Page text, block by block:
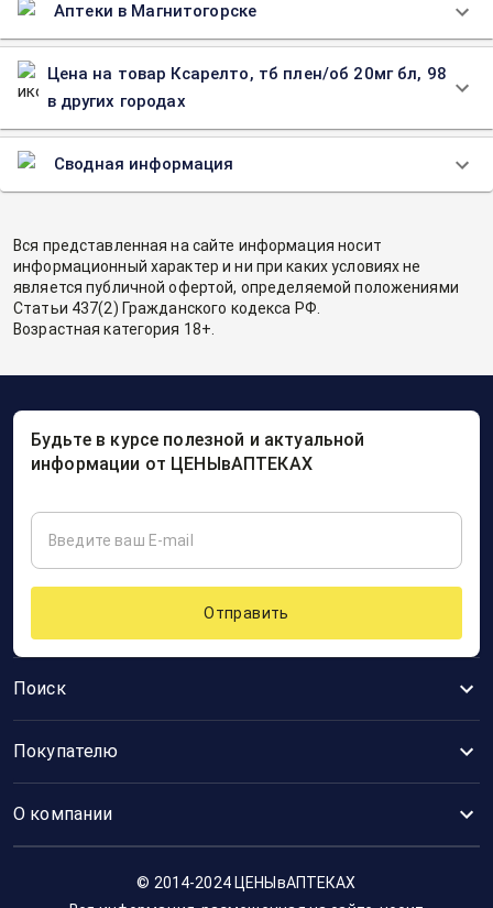
Аптеки в Магнитогорске
Цена на товар Ксарелто, тб плен/об 20мг бл, 98
в других городах
Сводная информация
Вся представленная на сайте информация носит
информационный характер и ни при каких условиях не
является публичной офертой, определяемой положениями
Статьи 437(2) Гражданского кодекса РФ.
Возрастная категория 18+.
Поиск
Покупателю
О компании
Будьте в курсе полезной и актуальной
информации от ЦЕНЫвАПТЕКАХ
Отправить
© 2014-2024 ЦЕНЫвАПТЕКАХ